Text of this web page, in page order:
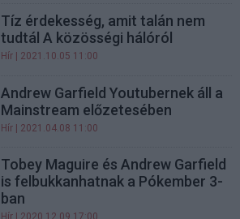
Tíz érdekesség, amit talán nem
tudtál A közösségi hálóról
Hír | 2021.10.05 11:00
Andrew Garfield Youtubernek áll a
Mainstream előzetesében
Hír | 2021.04.08 11:00
Tobey Maguire és Andrew Garfield
is felbukkanhatnak a Pókember 3-
ban
Hír | 2020.12.09 17:00